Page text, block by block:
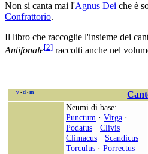
Non si canta mai l'Agnus Dei che è
Confrattorio.
Il libro che raccoglie l'insieme dei
Antifonale[2] raccolti anche nel
v • d • m
Neumi di base:
Punctum · Virga ·
Podatus · Clivis ·
Climacus · Scandicus ·
Torculus · Porrectus